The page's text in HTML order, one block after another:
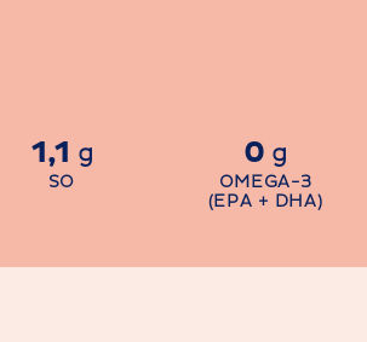
1,1 g
SO
0 g
OMEGA-3
(EPA + DHA)